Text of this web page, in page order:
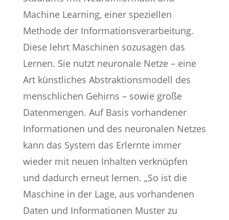
Machine Learning, einer speziellen
Methode der Informationsverarbeitung.
Diese lehrt Maschinen sozusagen das
Lernen. Sie nutzt neuronale Netze – eine
Art künstliches Abstraktionsmodell des
menschlichen Gehirns – sowie große
Datenmengen. Auf Basis vorhandener
Informationen und des neuronalen Netzes
kann das System das Erlernte immer
wieder mit neuen Inhalten verknüpfen
und dadurch erneut lernen. „So ist die
Maschine in der Lage, aus vorhandenen
Daten und Informationen Muster zu